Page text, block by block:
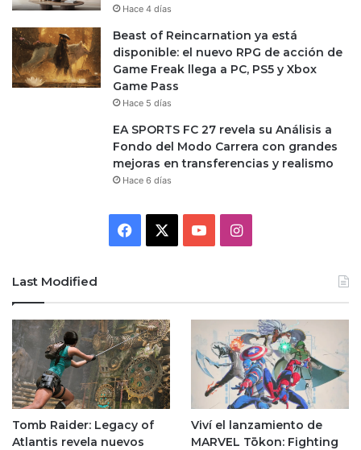
Hace 4 días
Beast of Reincarnation ya está
disponible: el nuevo RPG de acción de
Game Freak llega a PC, PS5 y Xbox
Game Pass
Hace 5 días
EA SPORTS FC 27 revela su Análisis a
Fondo del Modo Carrera con grandes
mejoras en transferencias y realismo
Hace 6 días
Facebook YouTubeInstagram
Last Modified
Tomb Raider: Legacy of
Atlantis revela nuevos
Viví el lanzamiento de
MARVEL Tōkon: Fighting